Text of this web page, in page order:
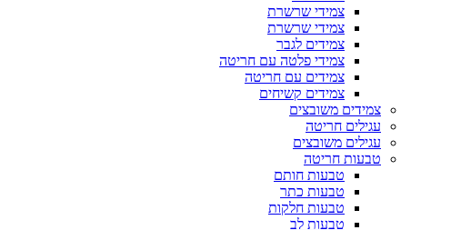
צמידי שרשרת
צמידי שרשרת
צמידים לגבר
צמידי פלטה עם חריטה
צמידים עם חריטה
צמידים קשיחים
צמידים משובצים
עגילים חריטה
עגילים משובצים
טבעות חריטה
טבעות חותם
טבעות כתר
טבעות חלקות
טבעות לב